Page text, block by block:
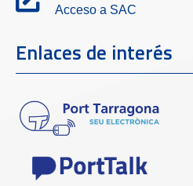
Acceso a SAC
Enlaces de interés